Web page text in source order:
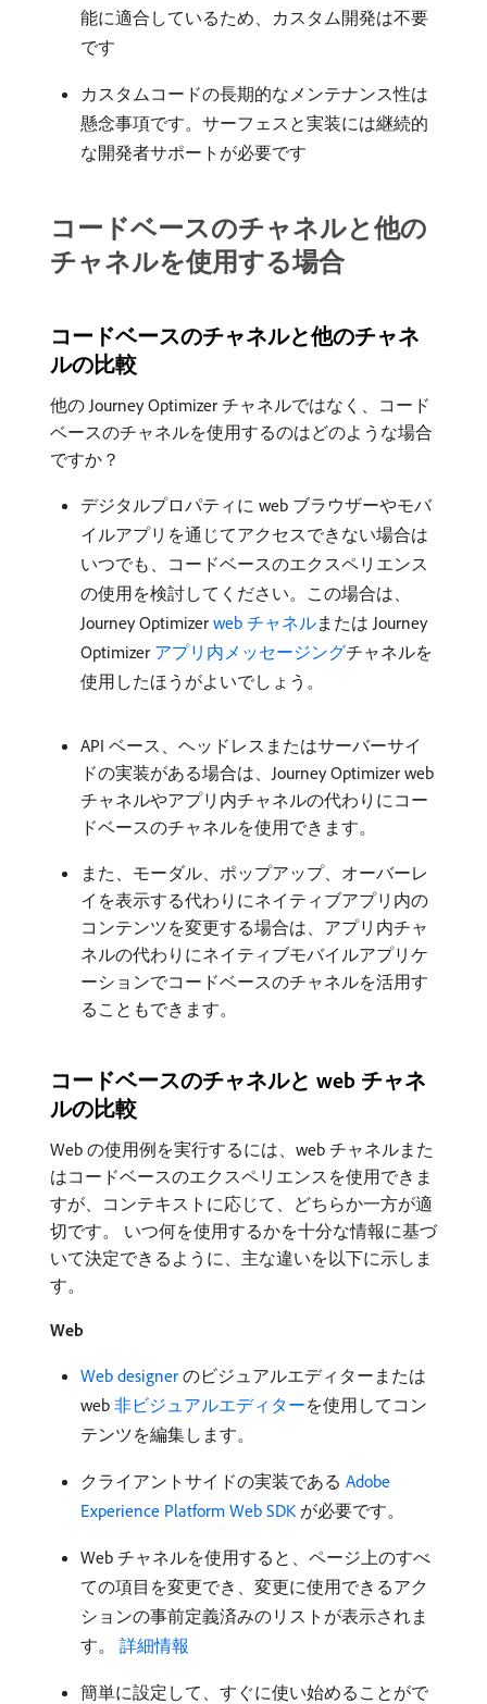
能に適合しているため、カスタム開発は不要
です
カスタムコードの長期的なメンテナンス性は
懸念事項です。サーフェスと実装には継続的
な開発者サポートが必要です
コードベースのチャネルと他の
チャネルを使用する場合
コードベースのチャネルと他のチャネ
ルの比較
他の Journey Optimizer チャネルではなく、コード
ベースのチャネルを使用するのはどのような場合
ですか？
デジタルプロパティに web ブラウザーやモバ
イルアプリを通じてアクセスできない場合は
いつでも、コードベースのエクスペリエンス
の使用を検討してください。この場合は、
Journey Optimizer web チャネルまたは Journey
Optimizer アプリ内メッセージングチャネルを
使用したほうがよいでしょう。
API ベース、ヘッドレスまたはサーバーサイ
ドの実装がある場合は、Journey Optimizer web
チャネルやアプリ内チャネルの代わりにコー
ドベースのチャネルを使用できます。
また、モーダル、ポップアップ、オーバーレ
イを表示する代わりにネイティブアプリ内の
コンテンツを変更する場合は、アプリ内チャ
ネルの代わりにネイティブモバイルアプリケ
ーションでコードベースのチャネルを活用す
ることもできます。
コードベースのチャネルと web チャネ
ルの比較
Web の使用例を実行するには、web チャネルまた
はコードベースのエクスペリエンスを使用できま
すが、コンテキストに応じて、どちらか一方が適
切です。 いつ何を使用するかを十分な情報に基づ
いて決定できるように、主な違いを以下に示しま
す。
Web
Web designer のビジュアルエディターまたは
web 非ビジュアルエディターを使用してコン
テンツを編集します。
クライアントサイドの実装である Adobe
Experience Platform Web SDK が必要です。
Web チャネルを使用すると、ページ上のすべ
ての項目を変更でき、変更に使用できるアク
ションの事前定義済みのリストが表示されま
す。 詳細情報
簡単に設定して、すぐに使い始めることがで